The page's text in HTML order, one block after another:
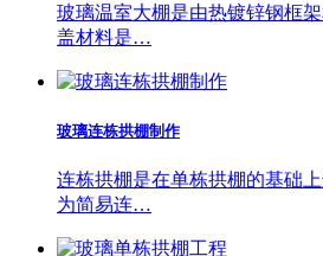
玻璃温室大棚是由热镀锌钢框
盖材料是…
玻璃连栋拱棚制作
连栋拱棚是在单栋拱棚的基础
为简易连…